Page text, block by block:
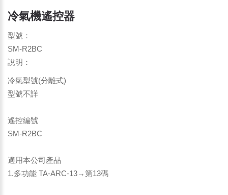
冷氣機遙控器
型號：
SM-R2BC
說明：
冷氣型號(分離式)
型號不詳
遙控編號
SM-R2BC
適用本公司產品
1.多功能 TA-ARC-13→第13碼